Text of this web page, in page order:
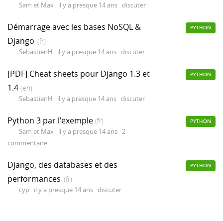
Sam et Max il y a presque 14 ans discuter
Démarrage avec les bases NoSQL &
Django (fr)
SebastienH il y a presque 14 ans discuter
PYTHON
[PDF] Cheat sheets pour Django 1.3 et
1.4 (en)
SebastienH il y a presque 14 ans discuter
PYTHON
Python 3 par l'exemple (fr)
Sam et Max il y a presque 14 ans 2
commentaire
PYTHON
Django, des databases et des
performances (fr)
cyp il y a presque 14 ans discuter
PYTHON